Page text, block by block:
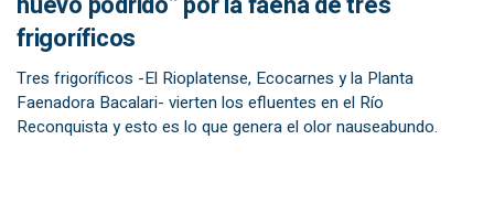
frigoríficos
Tres frigoríficos -El Rioplatense, Ecocarnes y la Planta
Faenadora Bacalari- vierten los efluentes en el Río
Reconquista y esto es lo que genera el olor nauseabundo.